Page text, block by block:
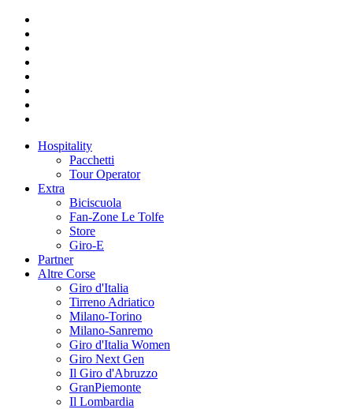
Hospitality
Pacchetti
Tour Operator
Extra
Biciscuola
Fan-Zone Le Tolfe
Store
Giro-E
Partner
Altre Corse
Giro d'Italia
Tirreno Adriatico
Milano-Torino
Milano-Sanremo
Giro d'Italia Women
Giro Next Gen
Il Giro d'Abruzzo
GranPiemonte
Il Lombardia